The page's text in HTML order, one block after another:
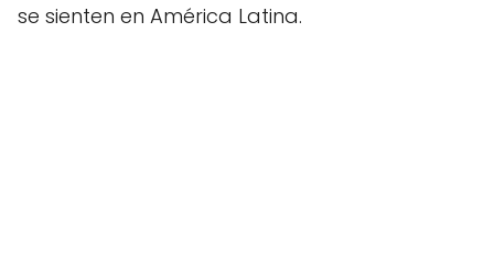
se sienten en América Latina.